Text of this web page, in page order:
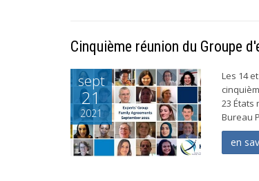
Cinquième réunion du Groupe
sept
21
2021
Les 14
23
Bureau
en